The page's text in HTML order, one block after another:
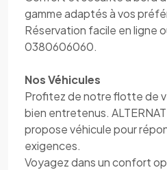
gamme adaptés à vos
Réservation facile en ligne
0380606060.
Nos Véhicules
Profitez de notre flotte de
bien entretenus.
propose véhicule pour
exigences.
Voyagez dans un confort